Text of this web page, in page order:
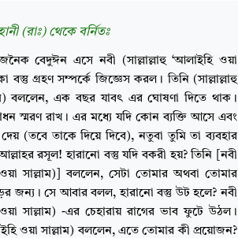
(রাঃ) থেকে বর্নিতঃ
বেদুঈন এসে নবী (সাল্লাল্লাহু ‘আলাইহি ওয়া
বস্তু গ্রহণ সম্পর্কে জিজ্ঞেস করল। তিনি (সাল্লাল্লাহু
বললেন, এক বছর যাবৎ এর ঘোষণা দিতে থাক।
স্মরণ রাখ। এর মধ্যে যদি কোন ব্যক্তি আসে এবং
(তবে তাকে দিয়ে দিবে), নতুবা তুমি তা ব্যবহার
রসূল! হারানো বস্তু যদি বকরী হয়? তিনি [নবী
ওয়া সাল্লাম)] বললেন, সেটা তোমার অথবা তোমার
জন্য। সে আবার বলল, হারানো বস্তু উট হলে? নবী
ওয়া সাল্লাম) -এর চেহারায় রাগের ভাব ফুটে উঠল।
ওয়া সাল্লাম) বললেন, এতে তোমার কী প্রয়োজন?